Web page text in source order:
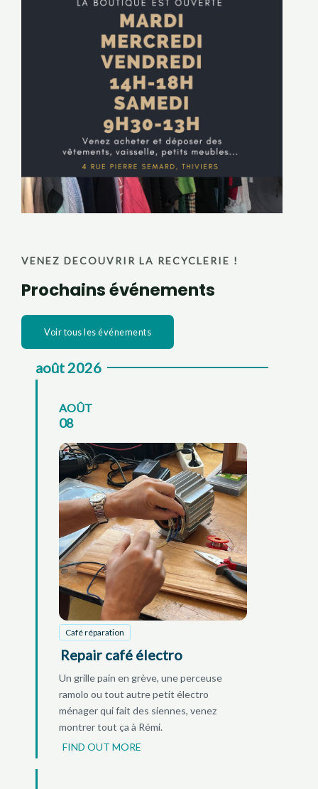
VENEZ DECOUVRIR LA RECYCLERIE !
Prochains événements
Voir tous les événements
août 2026
AOÛT
08
Café réparation
Repair café électro
Un grille pain en grève, une perceuse
ramolo ou tout autre petit électro
ménager qui fait des siennes, venez
montrer tout ça à Rémi.
FIND OUT MORE